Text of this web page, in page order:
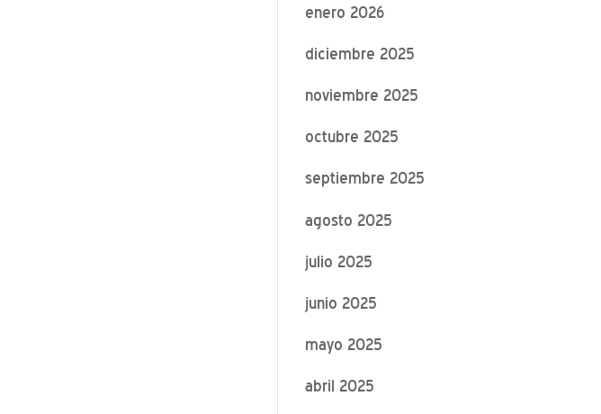
enero 2026
diciembre 2025
noviembre 2025
octubre 2025
septiembre 2025
agosto 2025
julio 2025
junio 2025
mayo 2025
abril 2025